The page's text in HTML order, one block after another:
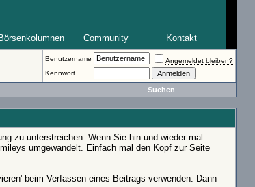
Börsenkolumnen Community Kontakt
Benutzername
Angemeldet bleiben?
Kennwort
Suchen
zu unterstreichen. Wenn Sie hin und wieder mal
umgewandelt. Einfach mal den Kopf zur Seite
beim Verfassen eines Beitrags verwenden. Dann